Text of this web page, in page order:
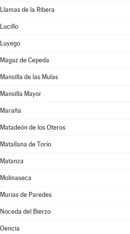
Llamas de la Ribera
Lucillo
Luyego
Magaz de Cepeda
Mansilla de las Mulas
Mansilla Mayor
Maraña
Matadeón de los Oteros
Matallana de Torío
Matanza
Molinaseca
Murias de Paredes
Noceda del Bierzo
Oencia